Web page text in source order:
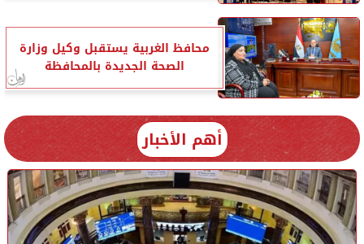
محافظ الغربية يستقبل وكيل وزارة
الصحة الجديدة بالمحافظة
أهم الأخبار